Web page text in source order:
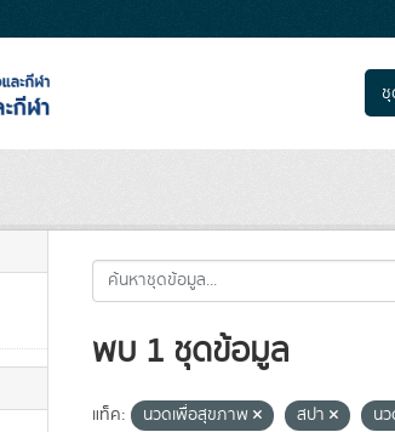
พบ 1 ชุดข้อมูล
แท็ค: นวดเพื่อสุขภาพ สปา น